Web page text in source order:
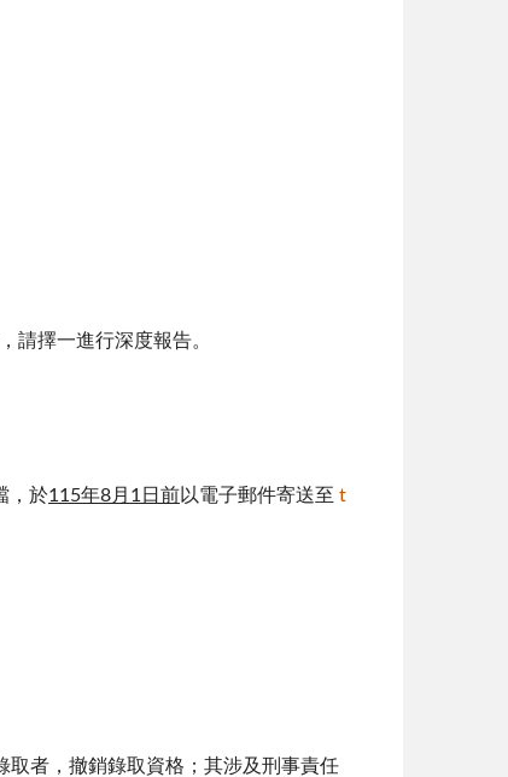
請擇一進行深度報告。
，於115年8月 1日前以電子郵件寄送至 t
取者，撤銷錄取資格；其涉及刑事責任